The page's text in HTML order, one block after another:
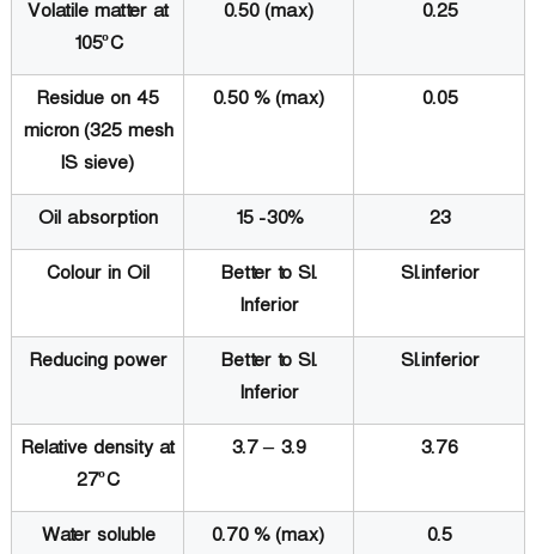
Volatile matter at
105ºC
0.50 (max) 0.25
Residue on 45
micron (325 mesh
IS sieve)
0.50 % (max) 0.05
Oil absorption 15 -30%
23
Colour in Oil
Better to Sl.
Inferior
Sl.inferior
Reducing power
Better to Sl.
Inferior
Sl.inferior
Relative density at
27ºC
3.7 – 3.9 3.76
Water soluble
0.70 % (max) 0.5